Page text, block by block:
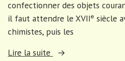
confectionner des objets
il faut attendre le XVIIᵉ siècle
chimistes, puis les
Lire la suite
« Ce